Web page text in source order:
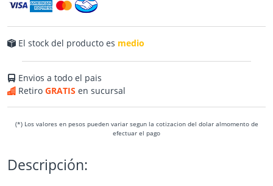
El stock del producto es medio
Envios a todo el pais
Retiro GRATIS en sucursal
(*) Los valores en pesos pueden variar segun la cotizacion del dolar almomento de
efectuar el pago
Descripción: